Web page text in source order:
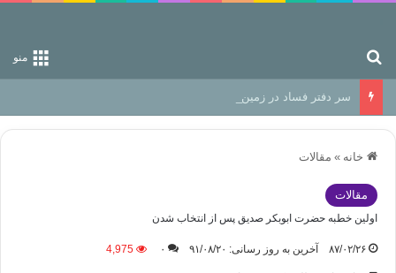
منو
سر دفتر فساد در زمین‌، دوری وکناره‌گیری از راه خداست‌!
خانه » مقالات
مقالات
اولين خطبه حضرت ابوبکر صدیق پس از انتخاب شدن
۸۷/۰۲/۲۶ آخرین به روز رسانی: ۹۱/۰۸/۲۰ ۰ 4,975